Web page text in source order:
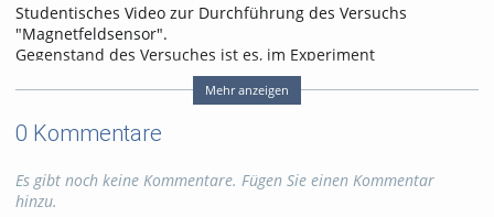
Studentisches Video zur Durchführung des Versuchs
"Magnetfeldsensor".
Gegenstand des Versuches ist es, im Experiment
charakteristische Eigenschaften des Magnetfeldes und seiner
Wechselwirkung mit Stoffen zu rekapitulieren. Im Hinblick auf
wichtigsten galvanomagnetischen Effekte besprochen und im
die Bestimmung der Horizontalkomponente des
Erdmagnetfeldes auf die Messung rein mechanischer Größen
Mehr anzeigen
0 Kommentare
Es gibt noch keine Kommentare. Fügen Sie einen Kommentar
hinzu.